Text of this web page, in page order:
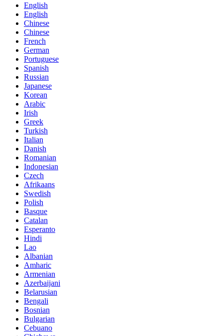
English
English
Chinese
Chinese
French
German
Portuguese
Spanish
Russian
Japanese
Korean
Arabic
Irish
Greek
Turkish
Italian
Danish
Romanian
Indonesian
Czech
Afrikaans
Swedish
Polish
Basque
Catalan
Esperanto
Hindi
Lao
Albanian
Amharic
Armenian
Azerbaijani
Belarusian
Bengali
Bosnian
Bulgarian
Cebuano